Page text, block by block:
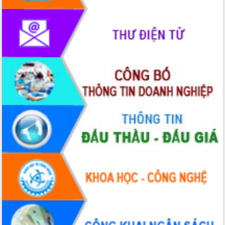
phát triển mới
Thường trực HĐND tỉnh Đắk Lắk gặp
mặt Đoàn chuyên gia y tế TP. Hồ Chí
Lễ truy điệu và an táng hài cốt liệt sĩ
tại Nghĩa trang Liệt sĩ xã Sơn Hòa
Bàn giải pháp tháo gỡ khó khăn trong
xuất khẩu sầu riêng và triển khai quy
định EUDR
Thứ trưởng Bộ Nông nghiệp và Môi
trường Nguyễn Hoàng Hiệp khảo sát
vùng trồng và doanh nghiệp đóng gói
sầu riêng tại Đắk Lắk
Trình diễn nghệ thuật chế biến các
món ăn từ sầu riêng
Đắk Lắk công bố Quy hoạch và xúc
tiến đầu tư tỉnh
Ngành cá ngừ Đắk Lắk chủ động thích
ứng để giữ vững thị trường xuất khẩu
Diễn đàn Kinh tế tư nhân Việt Nam đột